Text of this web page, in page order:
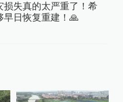
损失真的太严重了！希
早日恢复重建！🙏